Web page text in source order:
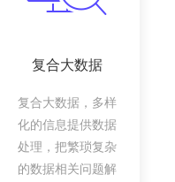
复合大数据
复合大数据，多样
化的信息提供数据
处理，把繁琐复杂
的数据相关问题解